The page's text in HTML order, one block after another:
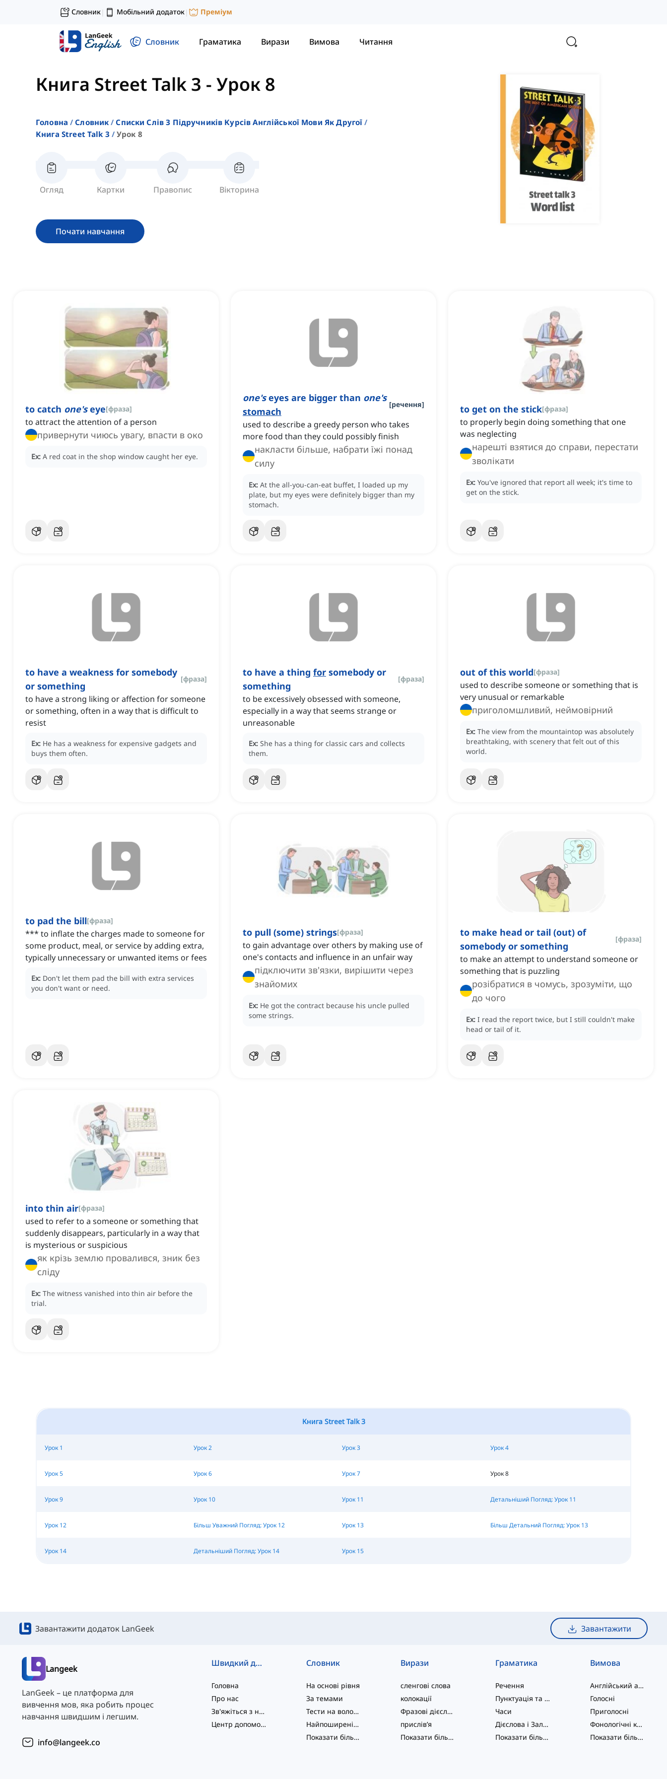
Словник| Мобільний додаток| Преміум
Словник Граматика Вирази Вимова Читання
Книга Street Talk 3 - Урок 8
Головна Словник
Списки Слів З Підручників Курсів Англійської Мови Як Другої
Книга Street Talk 3
Урок 8
Огляд Картки Правопис Вікторина
Почати навчання
to catch one'seye[фраза]
to attract the attention of a person
привернути чиюсь увагу, впасти в око
Ex: A red coat in the shop window caught her eye.
one'seyes are bigger than one's
stomach
[речення]
used to describe a greedy person who takes
more food than they could possibly finish
накласти більше, набрати їжі понад
силу
Ex: At the all-you-can-eat buffet, I loaded up my
plate, but my eyes were definitely bigger than my
stomach.
to get on the stick[фраза]
to properly begin doing something that one
was neglecting
нарешті взятися до справи, перестати
зволікати
Ex: You've ignored that report all week; it's time to
get on the stick.
to have a weakness for somebody
or something
[фраза]
to have a strong liking or affection for someone
or something, often in a way that is difficult to
resist
Ex: He has a weakness for expensive gadgets and
buys them often.
to have a thing for somebody or
something
[фраза]
to be excessively obsessed with someone,
especially in a way that seems strange or
unreasonable
Ex: She has a thing for classic cars and collects
them.
out of this world[фраза]
used to describe someone or something that is
very unusual or remarkable
приголомшливий, неймовірний
Ex: The view from the mountaintop was absolutely
breathtaking, with scenery that felt out of this
world.
to pad the bill[фраза]
*** to inflate the charges made to someone for
some product, meal, or service by adding extra,
typically unnecessary or unwanted items or fees
Ex: Don't let them pad the bill with extra services
you don't want or need.
to pull (some) strings[фраза]
to gain advantage over others by making use of
one's contacts and influence in an unfair way
підключити зв'язки, вирішити через
знайомих
Ex: He got the contract because his uncle pulled
some strings.
to make head or tail (out) of
somebody or something
[фраза]
to make an attempt to understand someone or
something that is puzzling
розібратися в чомусь, зрозуміти, що
до чого
Ex: I read the report twice, but I still couldn't make
head or tail of it.
into thin air[фраза]
used to refer to a someone or something that
suddenly disappears, particularly in a way that
is mysterious or suspicious
як крізь землю провалився, зник без
сліду
Ex: The witness vanished into thin air before the
trial.
Книга Street Talk 3
Урок 1 Урок 2 Урок 3 Урок 4
Урок 5 Урок 6 Урок 7 Урок 8
Урок 9 Урок 10 Урок 11 Детальніший Погляд: Урок 11
Урок 12 Більш Уважний Погляд: Урок 12 Урок 13 Більш Детальний Погляд: Урок 13
Урок 14 Детальніший Погляд: Урок 14 Урок 15
Завантажити додаток LanGeek Завантажити
Langeek
LanGeek – це платформа для
вивчення мов, яка робить процес
навчання швидшим і легшим.
info@langeek.co
Швидкий доступ
Головна
Про нас
Зв'яжіться з нами
Центр допомоги
Словник
На основі рівня
За темами
Тести на володіння мовою
Найпоширеніші
Показати більше
Вирази
сленгові слова
колокації
Фразові дієслова
прислів’я
Показати більше
Граматика
Речення
Пунктуація та Орфографія
Часи
Дієслова і Залоги
Показати більше
Вимова
Англійський алфавіт
Голосні
Приголосні
Фонологічні концепції
Показати більше